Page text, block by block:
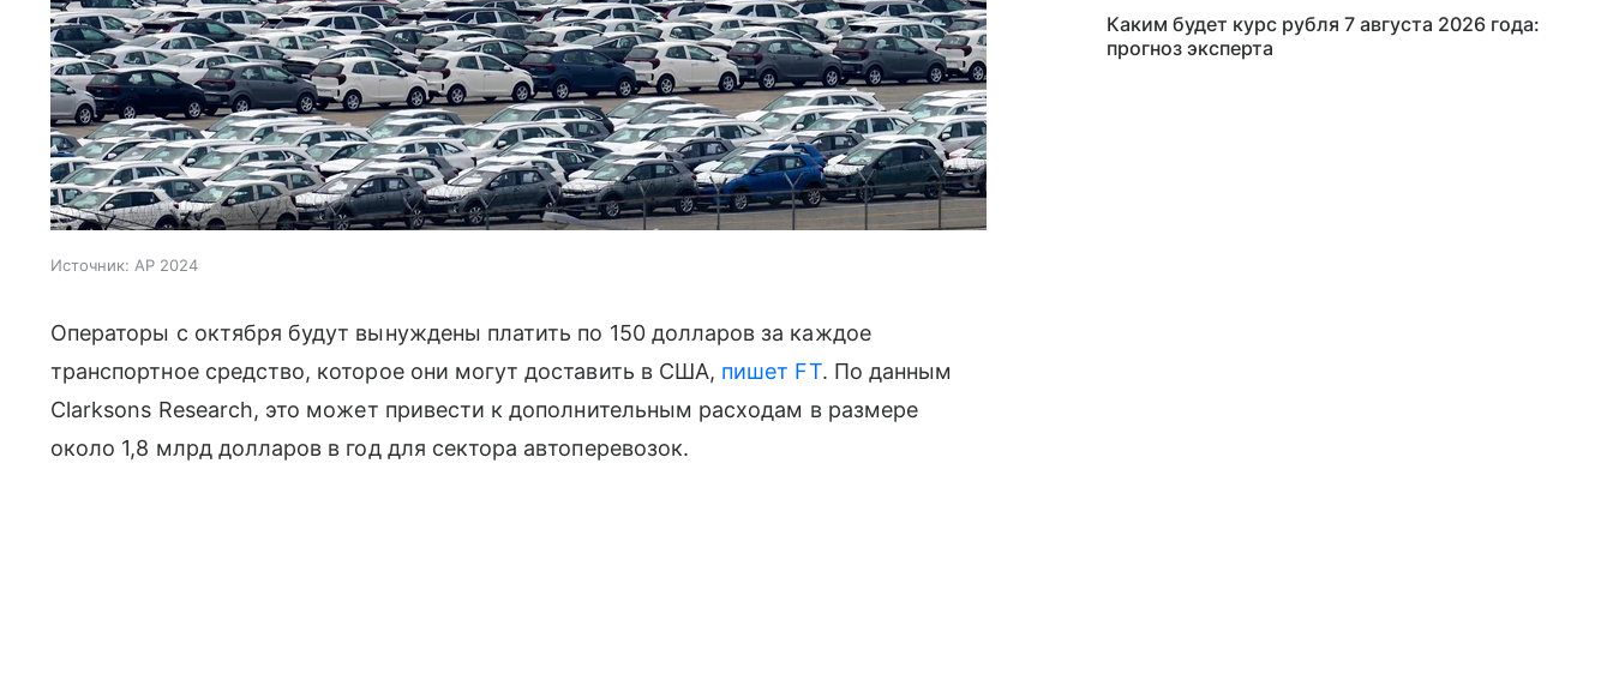
Источник: AP 2024
Операторы с октября будут вынуждены платить по 150 долларов за каждое
транспортное средство, которое они могут доставить в США, пишет FT. По данным
Clarksons Research, это может привести к дополнительным расходам в размере
около 1,8 млрд долларов в год для сектора автоперевозок.
Каким будет курс рубля 7 августа 2026 года:
прогноз эксперта